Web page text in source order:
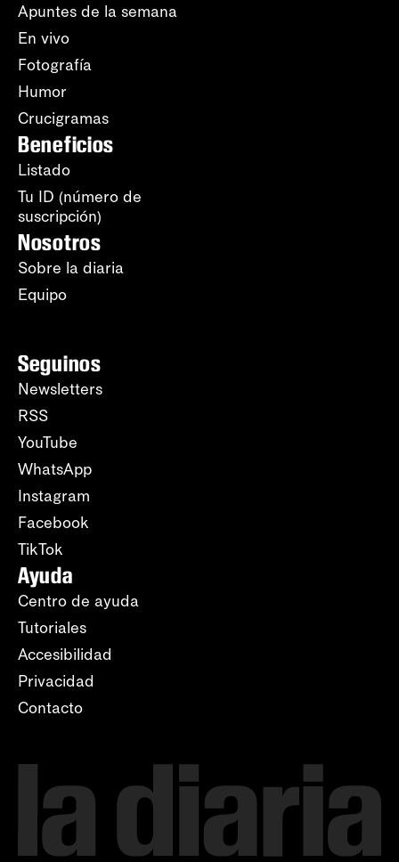
Apuntes de la semana
En vivo
Fotografía
Humor
Crucigramas
Beneficios
Listado
Tu ID (número de
suscripción)
Nosotros
Sobre la diaria
Equipo
Seguinos
Newsletters
RSS
YouTube
WhatsApp
Instagram
Facebook
TikTok
Ayuda
Centro de ayuda
Tutoriales
Accesibilidad
Privacidad
Contacto